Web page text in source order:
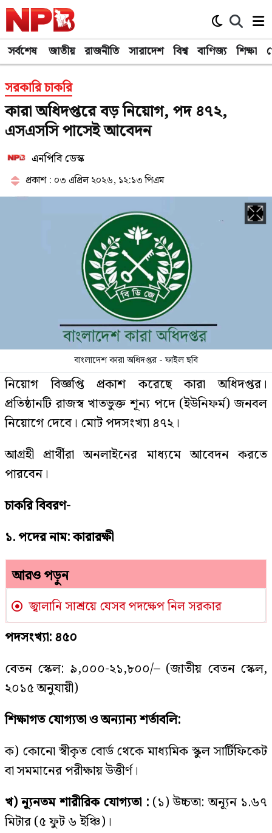
সর্বশেষ জাতীয় রাজনীতি সারাদেশ বিশ্ব বাণিজ্য শিক্ষা
সরকারি চাকরি
কারা অধিদপ্তরে বড় নিয়োগ, পদ ৪৭২,
এসএসসি পাসেই আবেদন
এনপিবি ডেস্ক
প্রকাশ : ০৩ এপ্রিল ২০২৬, ১২:১৩ পিএম
বাংলাদেশ কারা অধিদপ্তর - ফাইল ছবি
নিয়োগ বিজ্ঞপ্তি প্রকাশ করেছে কারা অধিদপ্তর।
প্রতিষ্ঠানটি রাজস্ব খাতভুক্ত শূন্য পদে (ইউনিফর্ম) জনবল
নিয়োগে দেবে। মোট পদসংখ্যা ৪৭২।
আগ্রহী প্রার্থীরা অনলাইনের মাধ্যমে আবেদন করতে
পারবেন।
চাকরি বিবরণ-
১. পদের নাম: কারারক্ষী
আরও পড়ুন
জ্বালানি সাশ্রয়ে যেসব পদক্ষেপ নিল সরকার
পদসংখ্যা: ৪৫০
বেতন স্কেল: ৯,০০০-২১,৮০০/– (জাতীয় বেতন স্কেল,
২০১৫ অনুযায়ী)
শিক্ষাগত যোগ্যতা ও অন্যান্য শর্তাবলি:
ক) কোনো স্বীকৃত বোর্ড থেকে মাধ্যমিক স্কুল সার্টিফিকেট
বা সমমানের পরীক্ষায় উত্তীর্ণ।
খ) ন্যূনতম শারীরিক যোগ্যতা : (১) উচ্চতা: অন্যূন ১.৬৭
মিটার (৫ ফুট ৬ ইঞ্চি)।